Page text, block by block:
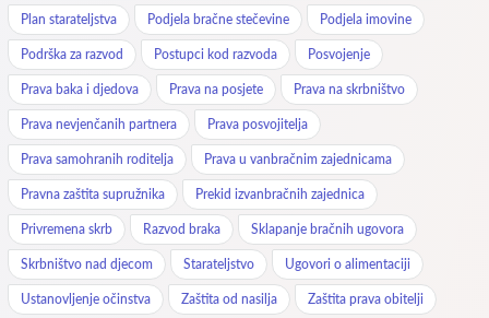
Plan starateljstva Podjela bračne stečevine Podjela imovine
Podrška za razvod Postupci kod razvoda Posvojenje
Prava baka i djedova Prava na posjete Prava na skrbništvo
Prava nevjenčanih partnera Prava posvojitelja
Prava samohranih roditelja Prava u vanbračnim zajednicama
Pravna zaštita supružnika Prekid izvanbračnih zajednica
Privremena skrb Razvod braka Sklapanje bračnih ugovora
Skrbništvo nad djecom Starateljstvo Ugovori o alimentaciji
Ustanovljenje očinstva Zaštita od nasilja Zaštita prava obitelji